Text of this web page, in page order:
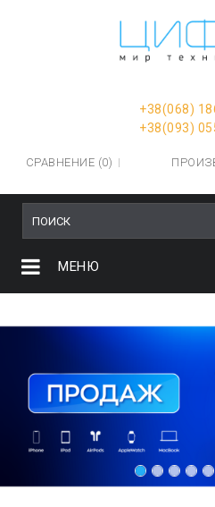
+38(068)
+38(093)
СРАВНЕНИЕ (0)
МЕНЮ